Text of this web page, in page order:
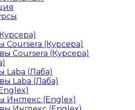
Coursera (Курсера)
Coursera (Курсера)
Laba (Лаба)
Laba (Лаба)
Инглекс (Englex)